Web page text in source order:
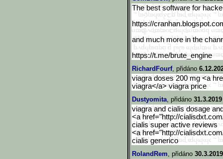
The best software for
https://cranhan.blogspot.
and much more in the
https://t.me/brute_engine
RichardFourf, přidáno
viagra doses 200 mg <a
viagra</a> viagra price
Dustyomita, přidáno
viagra and cialis dosage
<a href="http://
cialis super active reviews
<a href="http://
cialis generico
RolandRem, přidáno